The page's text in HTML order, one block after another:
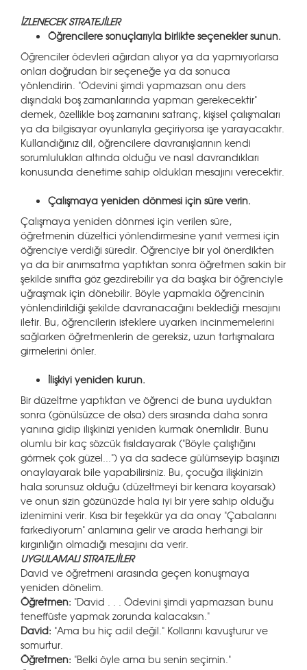
İZLENECEK STRATEJİLER
Öğrencilere sonuçlarıyla birlikte seçenekler sunun.
Öğrenciler ödevleri ağırdan alıyor ya da yapmıyorlarsa
onları doğrudan bir seçeneğe ya da sonuca
yönlendirin. "Ödevini şimdi yapmazsan onu ders
dışındaki boş zamanlarında yapman gerekecektir"
demek, özellikle boş zamanını satranç, kişisel çalışmaları
ya da bilgisayar oyunlarıyla geçiriyorsa işe yarayacaktır.
Kullandığınız dil, öğrencilere davranışlarının kendi
sorumlulukları altında olduğu ve nasıl davrandıkları
konusunda denetime sahip oldukları mesajını verecektir.
Çalışmaya yeniden dönmesi için süre verin.
Çalışmaya yeniden dönmesi için verilen süre,
öğretmenin düzeltici yönlendirmesine yanıt vermesi için
öğrenciye verdiği süredir. Öğrenciye bir yol önerdikten
ya da bir anımsatma yaptıktan sonra öğretmen sakin bir
şekilde sınıfta göz gezdirebilir ya da başka bir öğrenciyle
uğraşmak için dönebilir. Böyle yapmakla öğrencinin
yönlendirildiği şekilde davranacağını beklediği mesajını
iletir. Bu, öğrencilerin isteklere uyarken incinmemelerini
sağlarken öğretmenlerin de gereksiz, uzun tartışmalara
girmelerini önler.
İlişkiyi yeniden kurun.
Bir düzeltme yaptıktan ve öğrenci de buna uyduktan
sonra (gönülsüzce de olsa) ders sırasında daha sonra
yanına gidip ilişkinizi yeniden kurmak önemlidir. Bunu
olumlu bir kaç sözcük fısıldayarak ("Böyle çalıştığını
görmek çok güzel...") ya da sadece gülümseyip başınızı
onaylayarak bile yapabilirsiniz. Bu, çocuğa ilişkinizin
hala sorunsuz olduğu (düzeltmeyi bir kenara koyarsak)
ve onun sizin gözünüzde hala iyi bir yere sahip olduğu
izlenimini verir. Kısa bir teşekkür ya da onay "Çabalarını
farkediyorum" anlamına gelir ve arada herhangi bir
kırgınlığın olmadığı mesajını da verir.
UYGULAMALI STRATEJİLER
David ve öğretmeni arasında geçen konuşmaya
yeniden dönelim.
Öğretmen: "David . . . Ödevini şimdi yapmazsan bunu
teneffüste yapmak zorunda kalacaksın."
David: "Ama bu hiç adil değil." Kollarını kavuşturur ve
somurtur.
Öğretmen: "Belki öyle ama bu senin seçimin."